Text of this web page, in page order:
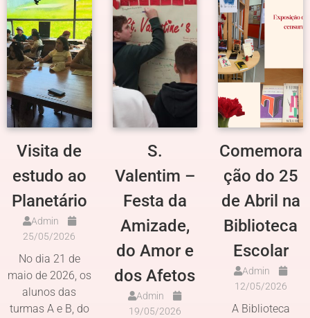
Visita de
estudo ao
Planetário
Admin
25/05/2026
No dia 21 de
maio de 2026, os
alunos das
turmas A e B, do
S.
Valentim –
Festa da
Amizade,
do Amor e
dos Afetos
Admin
19/05/2026
Comemora
ção do 25
de Abril na
Biblioteca
Escolar
Admin
12/05/2026
A Biblioteca